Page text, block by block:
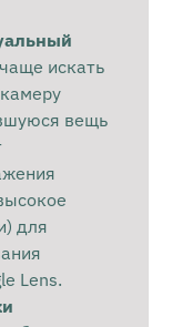
искать
вещь
для
Lens.